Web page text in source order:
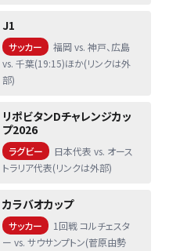
J1
サッカー
福岡 vs. 神戸、広島
vs. 千葉(19:15)ほか(リンクは外
部)
リポビタンDチャレンジカッ
プ2026
ラグビー
日本代表 vs. オース
トラリア代表(リンクは外部)
カラバオカップ
サッカー
1回戦 コルチェスタ
ー vs. サウサンプトン(菅原由勢